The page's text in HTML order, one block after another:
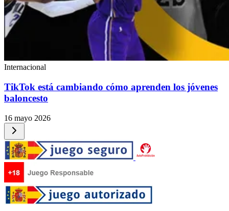
Internacional
TikTok está cambiando cómo aprenden los jóvenes
baloncesto
16 mayo 2026